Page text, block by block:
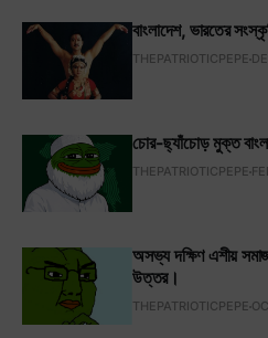
বাংলাদেশ, ভারতের
THEPATRIOTICPEPE
চোর-ছ্যাঁচোড় মুক্ত
THEPATRIOTICPEPE
অসভ্য দক্ষিণ এশীয়
উত্তর।
THEPATRIOTICPEPE